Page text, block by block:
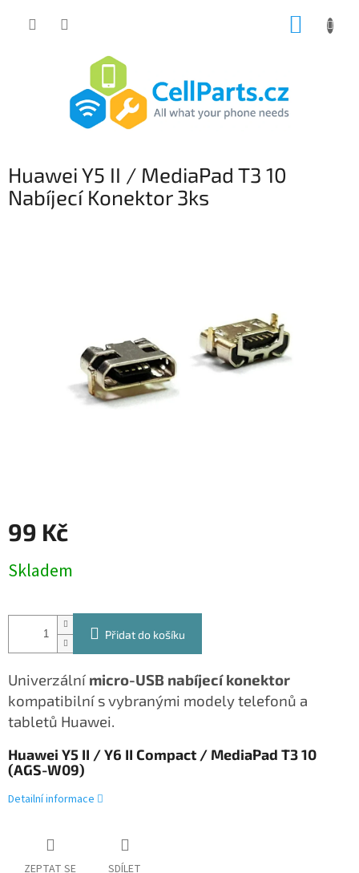
Huawei Y5 II / MediaPad T3 10
Nabíjecí Konektor 3ks
99 Kč
cena:
Skladem
Přidat do košíku
Univerzální micro-USB nabíjecí konektor
kompatibilní s vybranými modely telefonů a
tabletů Huawei.
Huawei Y5 II / Y6 II Compact / MediaPad T3 10
(AGS-W09)
Detailní informace
ZEPTAT SE SDÍLET